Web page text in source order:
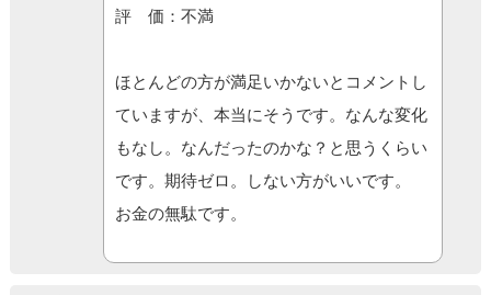
評 価：不満
ほとんどの方が満足いかないとコメントし
ていますが、本当にそうです。なんな変化
もなし。なんだったのかな？と思うくらい
です。期待ゼロ。しない方がいいです。
お金の無駄です。